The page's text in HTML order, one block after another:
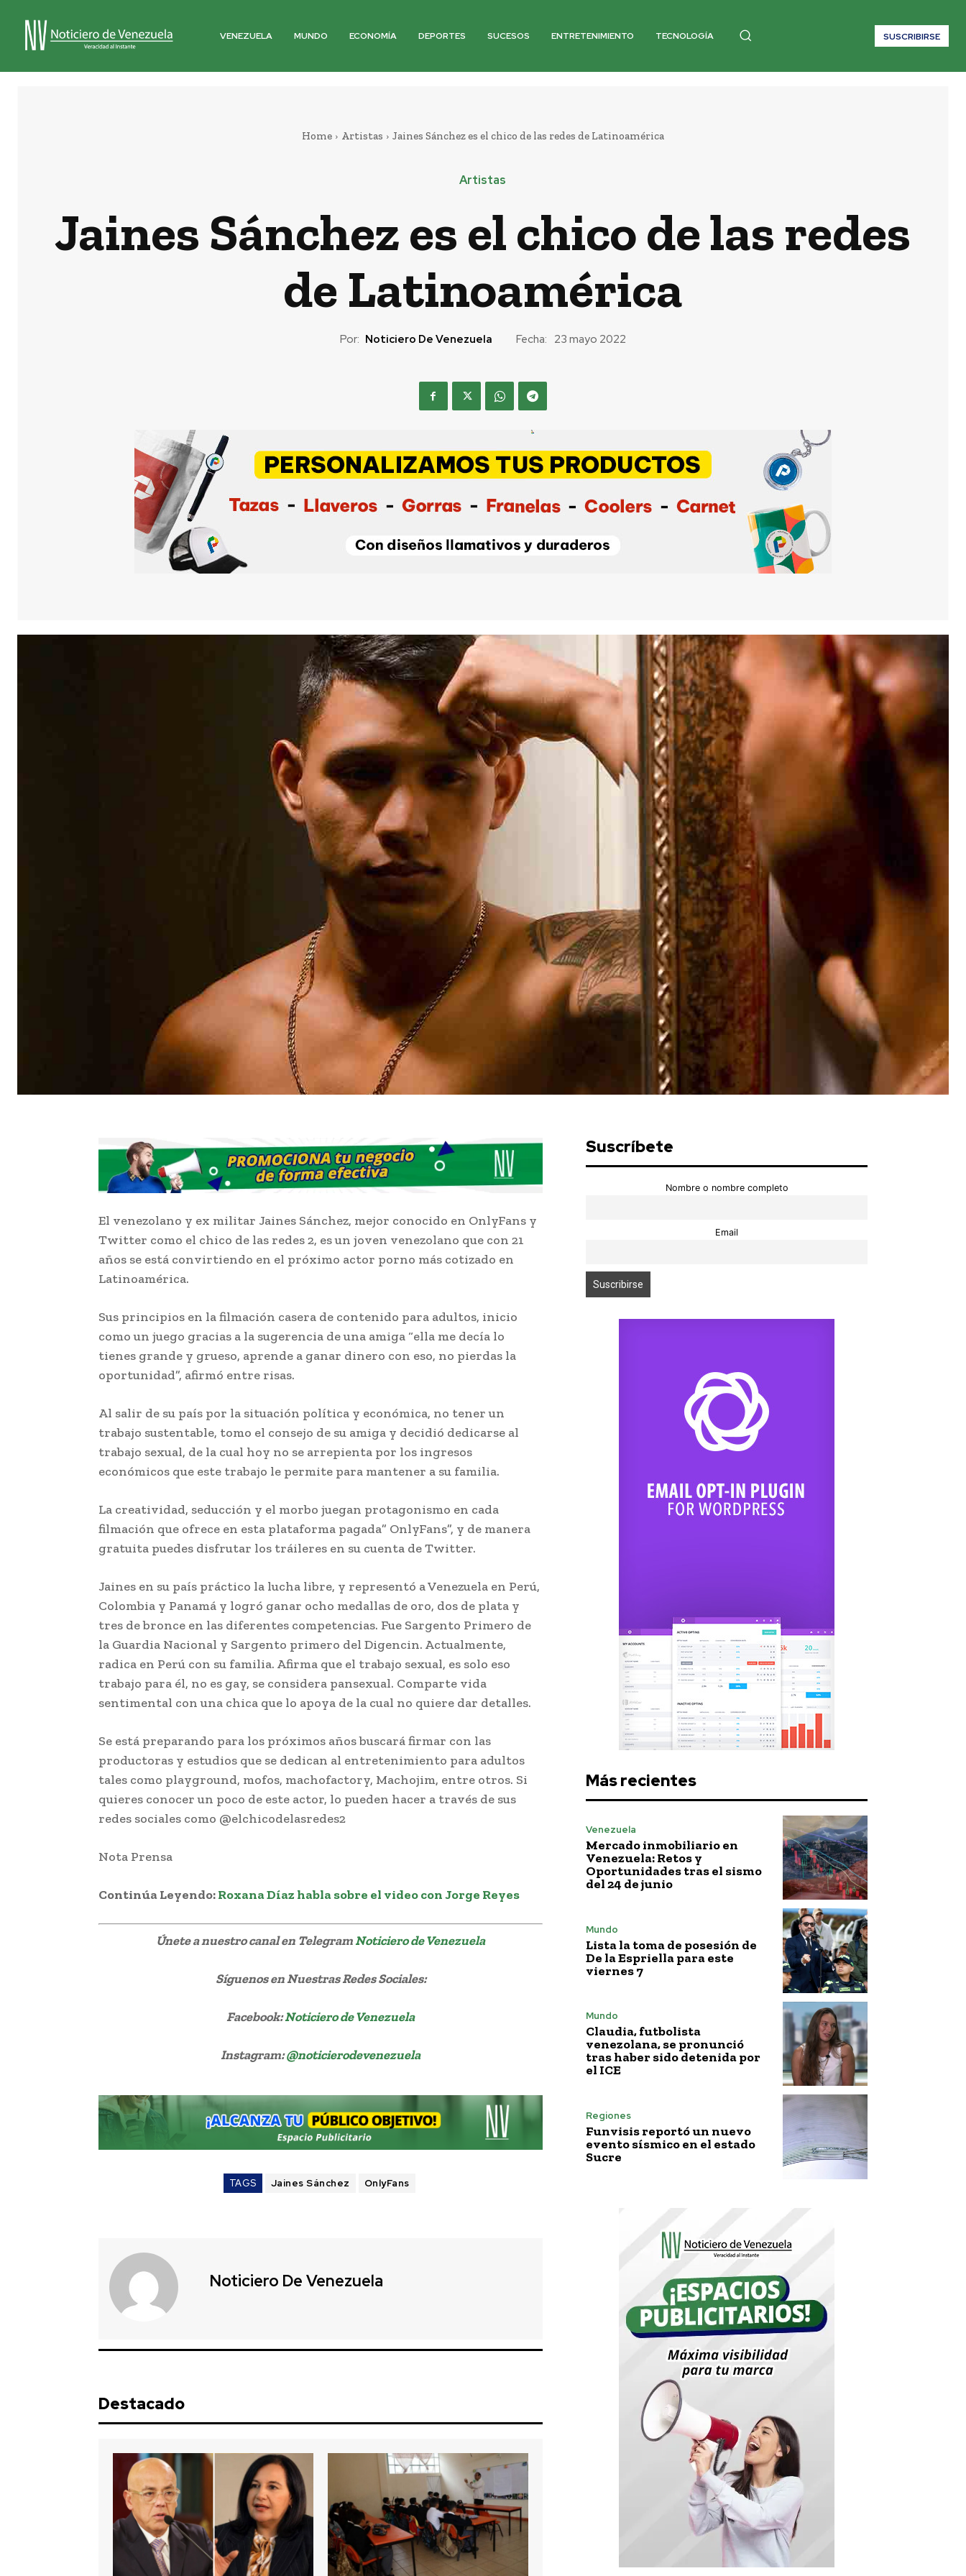
VENEZUELA MUNDO ECONOMÍA DEPORTES SUCESOS ENTRETENIMIENTO TECNOLOGÍA SUSCRIBIRSE
Home Artistas Jaines Sánchez es el chico de las redes de Latinoamérica
Artistas
Jaines Sánchez es el chico de las redes
de Latinoamérica
Por: Noticiero De Venezuela Fecha: 23 mayo 2022
El venezolano y ex militar Jaines Sánchez, mejor conocido en OnlyFans y
Twitter como el chico de las redes 2, es un joven venezolano que con 21
años se está convirtiendo en el próximo actor porno más cotizado en
Latinoamérica.
Sus principios en la filmación casera de contenido para adultos, inicio
como un juego gracias a la sugerencia de una amiga “ella me decía lo
tienes grande y grueso, aprende a ganar dinero con eso, no pierdas la
oportunidad”, afirmó entre risas.
Al salir de su país por la situación política y económica, no tener un
trabajo sustentable, tomo el consejo de su amiga y decidió dedicarse al
trabajo sexual, de la cual hoy no se arrepienta por los ingresos
económicos que este trabajo le permite para mantener a su familia.
La creatividad, seducción y el morbo juegan protagonismo en cada
filmación que ofrece en esta plataforma pagada” OnlyFans”, y de manera
gratuita puedes disfrutar los tráileres en su cuenta de Twitter.
Jaines en su país práctico la lucha libre, y representó a Venezuela en Perú,
Colombia y Panamá y logró ganar ocho medallas de oro, dos de plata y
tres de bronce en las diferentes competencias. Fue Sargento Primero de
la Guardia Nacional y Sargento primero del Digencin. Actualmente,
radica en Perú con su familia. Afirma que el trabajo sexual, es solo eso
trabajo para él, no es gay, se considera pansexual. Comparte vida
sentimental con una chica que lo apoya de la cual no quiere dar detalles.
Se está preparando para los próximos años buscará firmar con las
productoras y estudios que se dedican al entretenimiento para adultos
tales como playground, mofos, machofactory, Machojim, entre otros. Si
quieres conocer un poco de este actor, lo pueden hacer a través de sus
redes sociales como @elchicodelasredes2
Nota Prensa
Continúa Leyendo:Roxana Díaz habla sobre el video con Jorge Reyes
Únete a nuestro canal en TelegramNoticiero de Venezuela
Síguenosen Nuestras Redes Sociales:
Facebook:Noticiero de Venezuela
Instagram:@noticierodevenezuela
TAGS Jaines Sánchez OnlyFans
Noticiero De Venezuela
Destacado
Suscríbete
Nombre o nombre completo
Email
Más recientes
Venezuela
Mercado inmobiliario en
Venezuela: Retos y
Oportunidades tras el sismo
del 24 de junio
Mundo
Lista la toma de posesión de
De la Espriella para este
viernes 7
Mundo
Claudia, futbolista
venezolana, se pronunció
tras haber sido detenida por
el ICE
Regiones
Funvisis reportó un nuevo
evento sísmico en el estado
Sucre